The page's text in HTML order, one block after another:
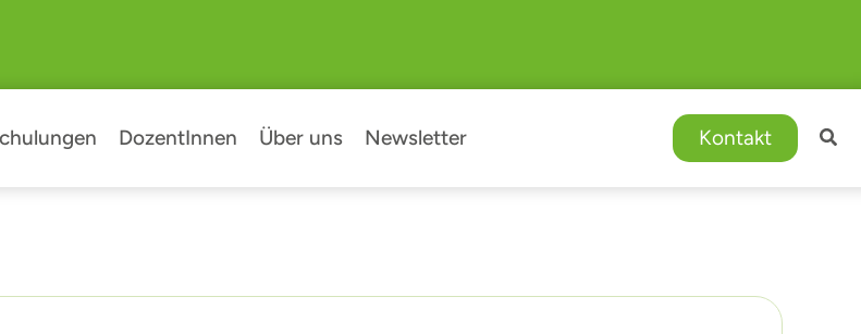
DozentInnen Über uns Newsletter Kontakt